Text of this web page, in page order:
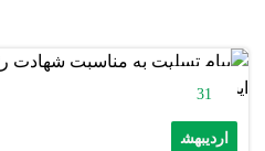
31
اردیبهش